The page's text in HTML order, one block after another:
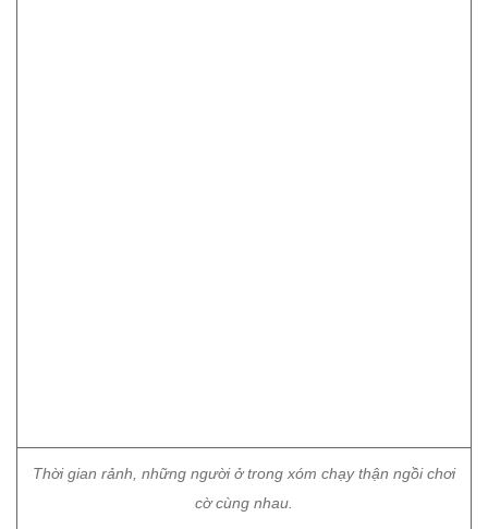
Thời gian rảnh, những người ở trong xóm chạy thận ngồi chơi
cờ cùng nhau.